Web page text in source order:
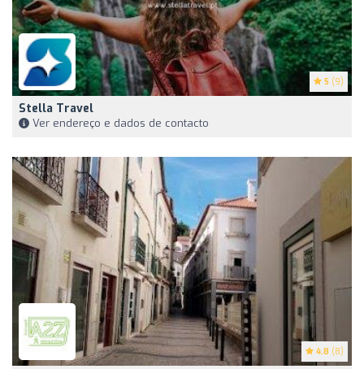
5 (9)
Stella Travel
Ver endereço e dados de contacto
4.8 (8)